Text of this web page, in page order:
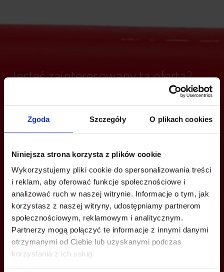
Zgoda Szczegóły O plikach cookies
Niniejsza strona korzysta z plików cookie
Wykorzystujemy pliki cookie do spersonalizowania treści
i reklam, aby oferować funkcje społecznościowe i
analizować ruch w naszej witrynie. Informacje o tym, jak
korzystasz z naszej witryny, udostępniamy partnerom
społecznościowym, reklamowym i analitycznym.
Partnerzy mogą połączyć te informacje z innymi danymi
otrzymanymi od Ciebie lub uzyskanymi podczas
korzystania z ich usług.
Jesteś zainteresowany tą ofertą?
ZADZWOŃ I DOWIEDZ SIĘ WIĘCEJ
+48 660 661 183
wroclaw@bazabiur.pl
MOŻESZ TEŻ ZOSTAWIĆ SWÓJ NUMER, A MY SKONTAKTUJEMY SIĘ
Z TOBĄ